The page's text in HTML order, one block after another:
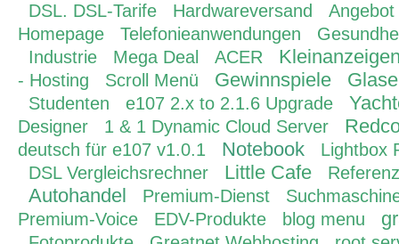
DSL. DSL-Tarife
Hardwareversand
Angebot
Homepage
Telefonieanwendungen
Industrie
Mega Deal ACER
- Hosting Scroll Menü Gewinnspiele
Studenten e107 2.x to 2.1.6 Upgrade
Designer 1 & 1 Dynamic Cloud Server
deutsch für e107 v1.0.1 Notebook
Lightbox
DSL Vergleichsrechner
Little Cafe
Autohandel Premium-Dienst
Premium-Voice
EDV-Produkte blog menu